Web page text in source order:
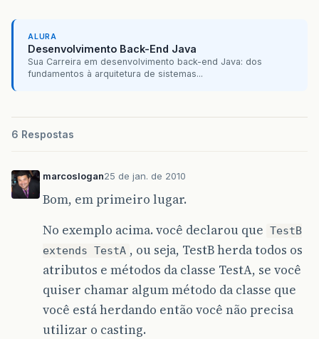
ALURA
Desenvolvimento Back-End Java
Sua Carreira em desenvolvimento back-end Java: dos
fundamentos à arquitetura de sistemas...
6 Respostas
marcoslogan25 de jan. de 2010
Bom, em primeiro lugar.
No exemplo acima. você declarou que TestB
extends TestA , ou seja, TestB herda todos os
atributos e métodos da classe TestA, se você
quiser chamar algum método da classe que
você está herdando então você não precisa
utilizar o casting.